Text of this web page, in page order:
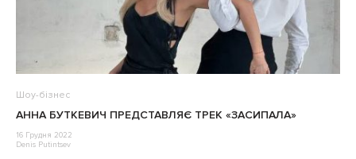
Шоу-бізнес
АННА БУТКЕВИЧ ПРЕДСТАВЛЯЄ ТРЕК «ЗАСИПАЛА»
16 Грудня 2022
Denis Putintsev